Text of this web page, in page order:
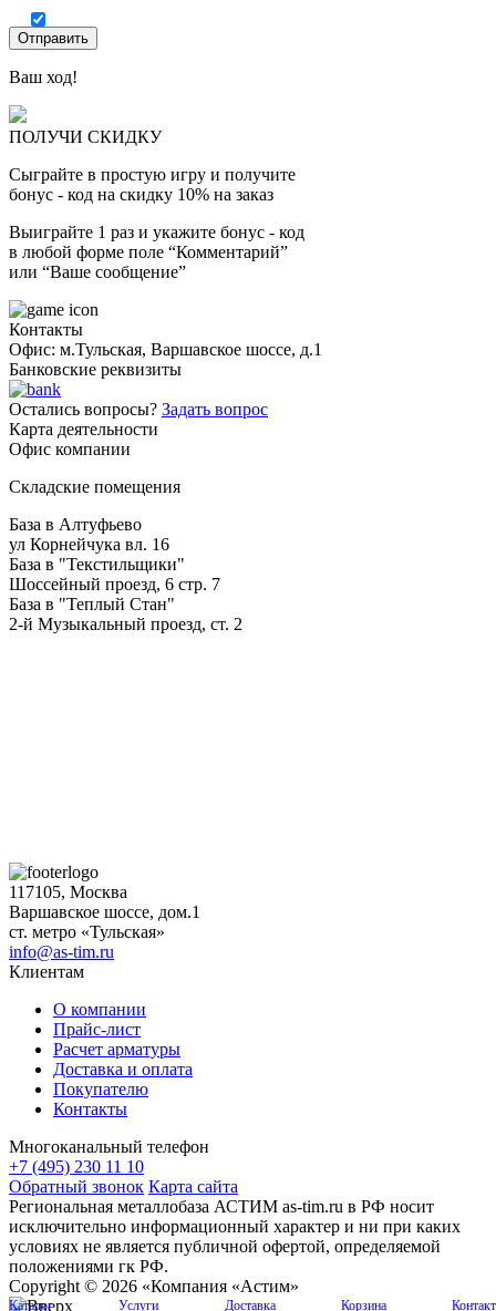
Каталог Услуги Доставка Корзина
Ваш ход!
ПОЛУЧИ СКИДКУ
Сыграйте в простую игру и получите
бонус - код на скидку 10% на заказ
Выиграйте 1 раз и укажите бонус - код
в любой форме поле “Комментарий”
или “Ваше сообщение”
Контакты
Офис: м.Тульская, Варшавское шоссе, д.1
Банковские реквизиты
Остались вопросы? Задать вопрос
Карта деятельности
Офис компании
Складские помещения
База в Алтуфьево
ул Корнейчука вл. 16
База в "Текстильщики"
Шоссейный проезд, 6 стр. 7
База в "Теплый Стан"
2-й Музыкальный проезд, ст. 2
117105, Москва
Варшавское шоссе, дом.1
ст. метро «Тульская»
info@as-tim.ru
Клиентам
О компании
Прайс-лист
Расчет арматуры
Доставка и оплата
Покупателю
Контакты
Многоканальный телефон
+7 (495) 230 11 10
Обратный звонок Карта сайта
Региональная металлобаза АСТИМ as-tim.ru в РФ носит
исключительно информационный характер и ни при каких
условиях не является публичной офертой, определяемой
положениями гк РФ.
Copyright © 2026 «Компания «Астим»